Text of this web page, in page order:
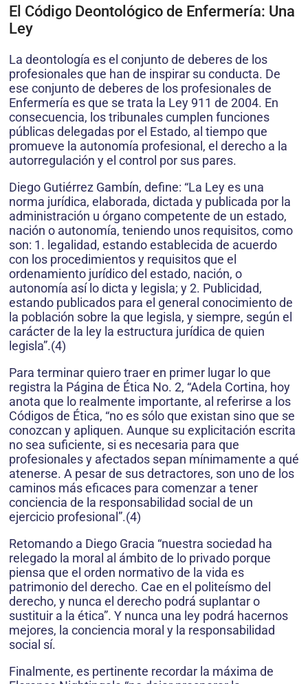
El Código Deontológico de Enfermería: Una
Ley
La deontología es el conjunto de deberes de los
profesionales que han de inspirar su conducta. De
ese conjunto de deberes de los profesionales de
Enfermería es que se trata la Ley 911 de 2004. En
consecuencia, los tribunales cumplen funciones
públicas delegadas por el Estado, al tiempo que
promueve la autonomía profesional, el derecho a la
autorregulación y el control por sus pares.
Diego Gutiérrez Gambín, define: “La Ley es una
norma jurídica, elaborada, dictada y publicada por la
administración u órgano competente de un estado,
nación o autonomía, teniendo unos requisitos, como
son: 1. legalidad, estando establecida de acuerdo
con los procedimientos y requisitos que el
ordenamiento jurídico del estado, nación, o
autonomía así lo dicta y legisla; y 2. Publicidad,
estando publicados para el general conocimiento de
la población sobre la que legisla, y siempre, según el
carácter de la ley la estructura jurídica de quien
legisla”.(4)
Para terminar quiero traer en primer lugar lo que
registra la Página de Ética No. 2, “Adela Cortina, hoy
anota que lo realmente importante, al referirse a los
Códigos de Ética, “no es sólo que existan sino que se
conozcan y apliquen. Aunque su explicitación escrita
no sea suficiente, si es necesaria para que
profesionales y afectados sepan mínimamente a qué
atenerse. A pesar de sus detractores, son uno de los
caminos más eficaces para comenzar a tener
conciencia de la responsabilidad social de un
ejercicio profesional”.(4)
Retomando a Diego Gracia “nuestra sociedad ha
relegado la moral al ámbito de lo privado porque
piensa que el orden normativo de la vida es
patrimonio del derecho. Cae en el politeísmo del
derecho, y nunca el derecho podrá suplantar o
sustituir a la ética”. Y nunca una ley podrá hacernos
mejores, la conciencia moral y la responsabilidad
social sí.
Finalmente, es pertinente recordar la máxima de